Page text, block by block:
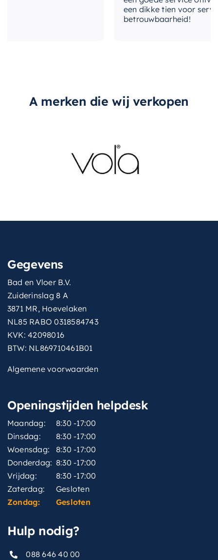
vrijstaand baden ervaar een
perfecte combinatie van luxe, comfort en
een dikke tien voor
betrouwbaarheid!
A merken die wij verkopen
Gegevens
Bad en Vloer B.V.
Zuiderinslag 8 A
3871 MR, Hoevelaken
NL85 RABO 0318584743
KVK: 42098016
BTW: NL869710461B01
Algemene voorwaarden
Openingstijden helpdesk
Maandag:
8:30 -17:00
Dinsdag:
8:30 -17:00
Woensdag:
8:30 -17:00
Donderdag: 8:30 -17:00
Vrijdag:
8:30 -17:00
Zaterdag:
Gesloten
Zondag:
Gesloten
Hulp nodig?
088 646 40 00